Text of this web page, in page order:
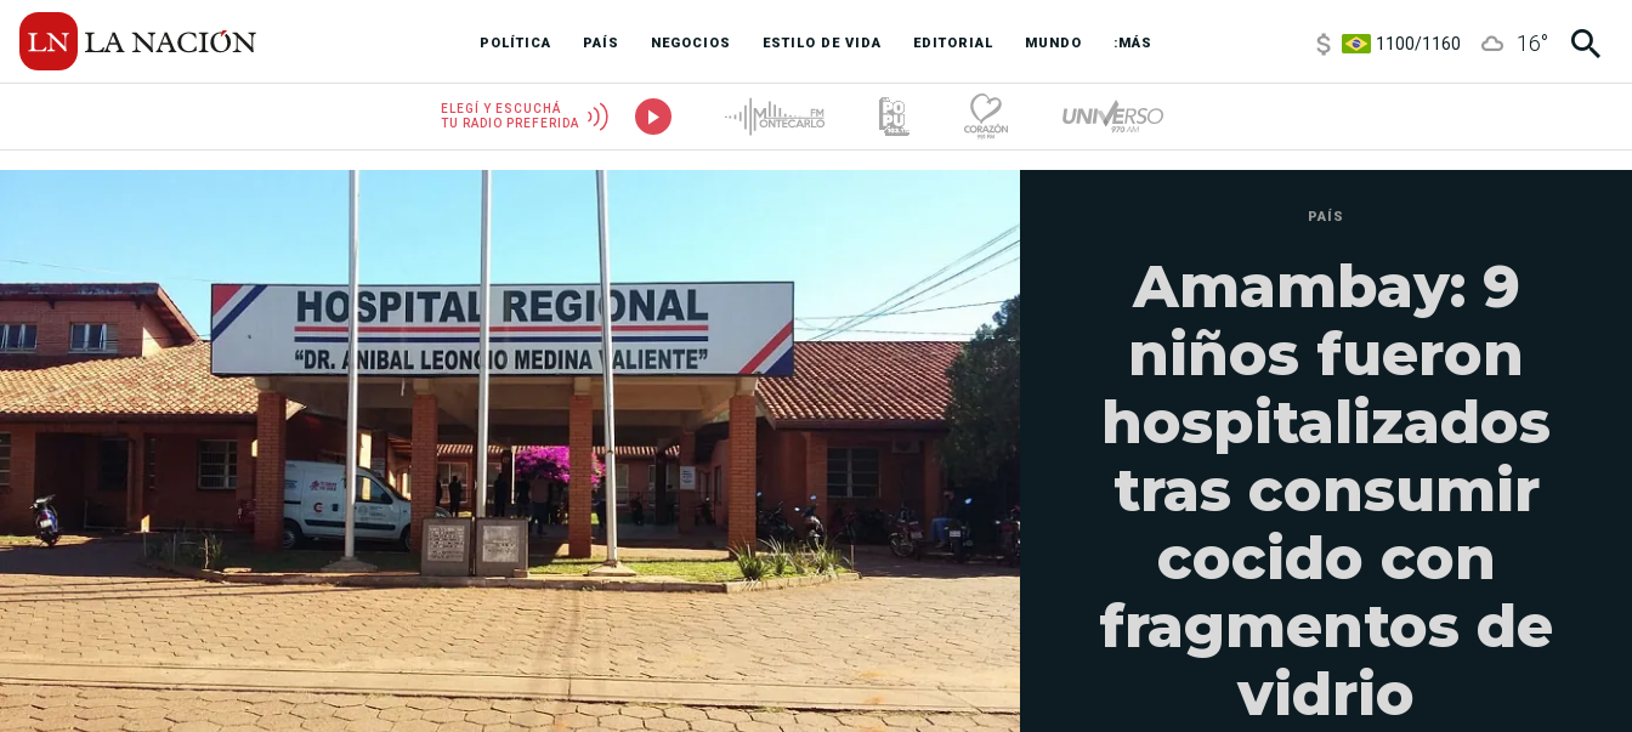
POLÍTICA PAÍS NEGOCIOS ESTILO DE VIDA EDITORIAL MUNDO :MÁS
3,8/4
16°
ELEGÍ Y ESCUCHÁ
TU RADIO PREFERIDA
PAÍS
Amambay: 9
niños fueron
hospitalizados
tras consumir
cocido con
fragmentos de
vidrio